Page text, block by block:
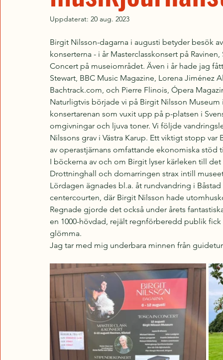
Uppdaterat: 20 aug. 2023
Birgit Nilsson-dagarna i augusti betyder besök
konserterna - i år Masterclasskonsert på
Concert på museiområdet. Även i år hade jag
Stewart, BBC Music Magazine, Lorena Jiménez
Bachtrack.com, och Pierre Flinois, Ópera
Naturligtvis började vi på Birgit Nilsson
konsertarenan som vuxit upp på p-platsen i
omgivningar och ljuva toner. Vi följde
Nilssons grav i Västra Karup. Ett viktigt stopp
av operastjärnans omfattande ekonomiska
I böckerna av och om Birgit lyser kärleken till
Drottninghall och domarringen strax intill
Lördagen ägnades bl.a. åt rundvandring i
centercourten, där Birgit Nilsson hade
Regnade gjorde det också under årets
en 1000-hövdad, rejält regnförberedd publik
glömma.
Jag tar med mig underbara minnen från